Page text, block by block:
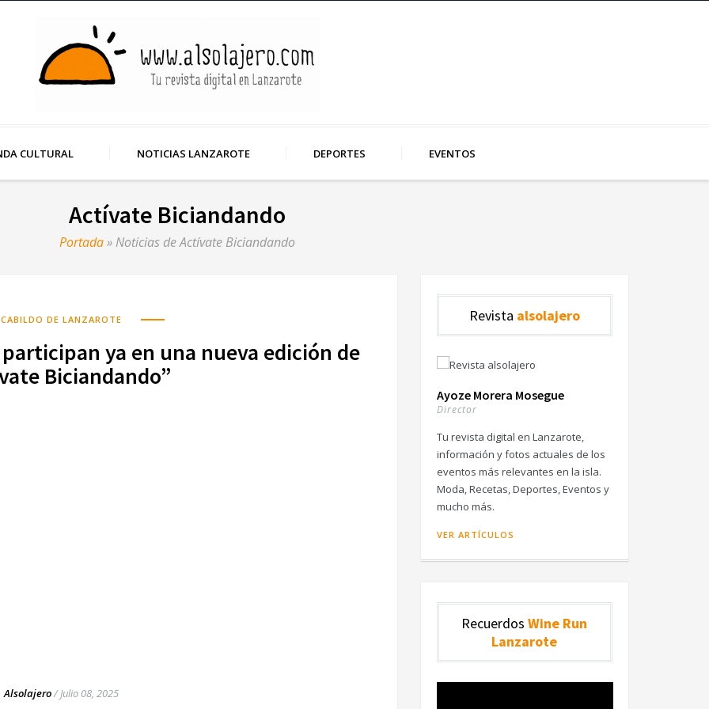
CULTURAL NOTICIAS LANZAROTE DEPORTES EVENTOS
Actívate Biciandando
Portada» Noticias de Actívate Biciandando
CABILDO DE LANZAROTE
ya en una nueva edición de
Biciandando”
Alsolajero/Julio 08, 2025
Revista alsolajero
Ayoze Morera Mosegue
Director
Tu revista digital en Lanzarote,
información y fotos actuales de los
eventos más relevantes en la isla.
Moda, Recetas, Deportes, Eventos y
mucho más.
VER ARTÍCULOS
Recuerdos Wine Run
Lanzarote